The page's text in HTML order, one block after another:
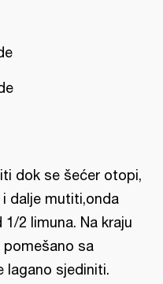
dok se šećer otopi,
dalje mutiti,onda
2 limuna. Na kraju
sa
lagano sjediniti.